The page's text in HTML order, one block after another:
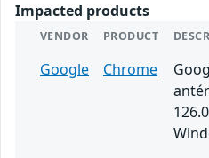
Impacted products
VENDOR PRODUCT
Google Chrome